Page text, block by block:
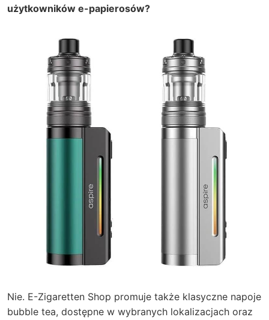
użytkowników e-papierosów?
Nie. E-Zigaretten Shop promuje także klasyczne napoje
bubble tea, dostępne w wybranych lokalizacjach oraz